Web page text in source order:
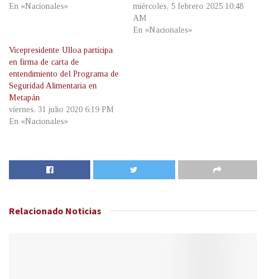
En «Nacionales»
miércoles, 5 febrero 2025 10:48
AM
En «Nacionales»
Vicepresidente Ulloa participa
en firma de carta de
entendimiento del Programa de
Seguridad Alimentaria en
Metapán
viernes, 31 julio 2020 6:19 PM
En «Nacionales»
Relacionado Noticias